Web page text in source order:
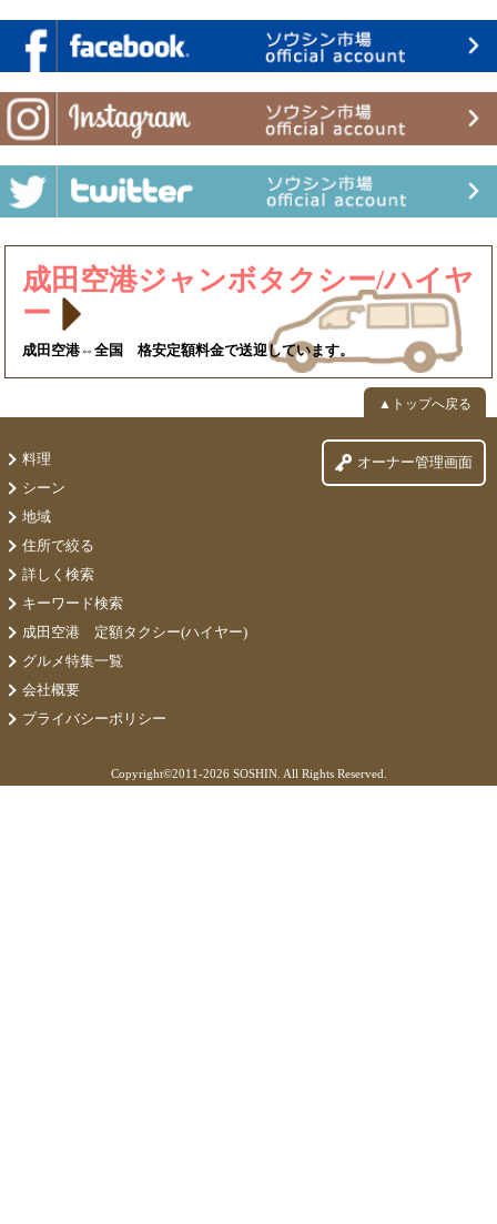
成田空港ジャンボタクシー/ハイヤ
ー
成田空港⇔全国 格安定額料金で送迎しています。
▲トップへ戻る
料理
シーン
地域
住所で絞る
詳しく検索
キーワード検索
成田空港 定額タクシー(ハイヤー)
グルメ特集一覧
会社概要
プライバシーポリシー
オーナー管理画面
Copyright©2011-2026 SOSHIN. All Rights Reserved.